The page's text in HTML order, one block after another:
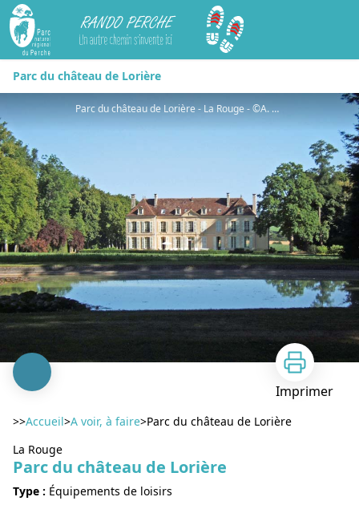
Rando Perche
Parc du château de Lorière
Parc du château de Lorière - La Rouge - ©A. Thomas
Imprimer
>>Accueil>A voir, à faire>Parc du château de Lorière
La Rouge
Parc du château de Lorière
Type : Équipements de loisirs